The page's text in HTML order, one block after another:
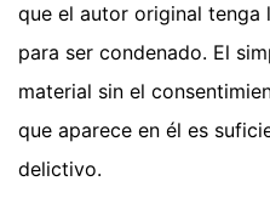
que el autor original tenga
para ser condenado. El
material sin el
que aparece en él es
delictivo.